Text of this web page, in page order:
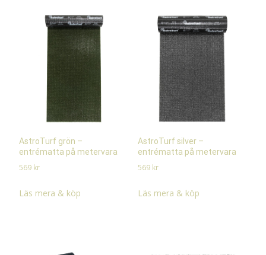
AstroTurf grön –
entrématta på metervara
569 kr
Läs mera & köp
AstroTurf silver –
entrématta på metervara
569 kr
Läs mera & köp